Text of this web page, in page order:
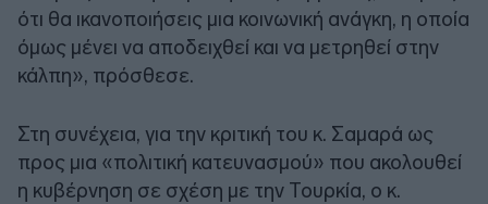
ότι θα ικανοποιήσεις μια κοινωνική ανάγκη, η οποία
όμως μένει να αποδειχθεί και να μετρηθεί στην
κάλπη», πρόσθεσε.
Στη συνέχεια, για την κριτική του κ. Σαμαρά ως
προς μια «πολιτική κατευνασμού» που ακολουθεί
η κυβέρνηση σε σχέση με την Τουρκία, ο κ.